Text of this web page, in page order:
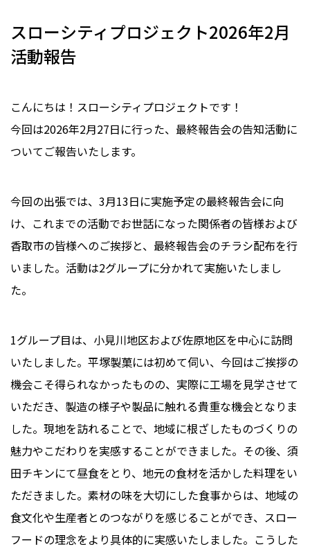
スローシティプロジェクト2026年2月
活動報告
こんにちは！スローシティプロジェクトです！
今回は2026年2月27日に行った、最終報告会の告知活動に
ついてご報告いたします。
今回の出張では、3月13日に実施予定の最終報告会に向
け、これまでの活動でお世話になった関係者の皆様および
香取市の皆様へのご挨拶と、最終報告会のチラシ配布を行
いました。活動は2グループに分かれて実施いたしまし
た。
1グループ目は、小見川地区および佐原地区を中心に訪問
いたしました。平塚製菓には初めて伺い、今回はご挨拶の
機会こそ得られなかったものの、実際に工場を見学させて
いただき、製造の様子や製品に触れる貴重な機会となりま
した。現地を訪れることで、地域に根ざしたものづくりの
魅力やこだわりを実感することができました。その後、須
田チキンにて昼食をとり、地元の食材を活かした料理をい
ただきました。素材の味を大切にした食事からは、地域の
食文化や生産者とのつながりを感じることができ、スロー
フードの理念をより具体的に実感いたしました。こうした